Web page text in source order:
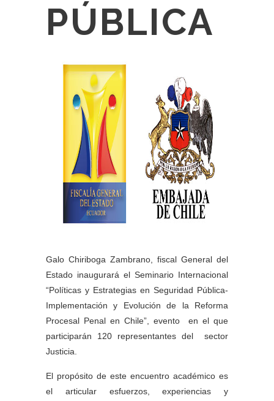
PÚBLICA
Galo Chiriboga Zambrano, fiscal General del
Estado inaugurará el Seminario Internacional
“Políticas y Estrategias en Seguridad Pública-
Implementación y Evolución de la Reforma
Procesal Penal en Chile”, evento en el que
participarán 120 representantes del sector
Justicia.
El propósito de este encuentro académico es
el articular esfuerzos, experiencias y